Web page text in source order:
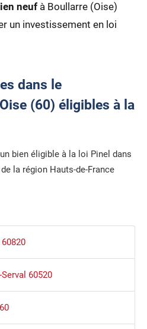
neufà Boullarre (Oise)
un investissement en loi
dans le
(60) éligibles à la
bien éligible à la loi Pinel dans
la région Hauts-de-France
60520